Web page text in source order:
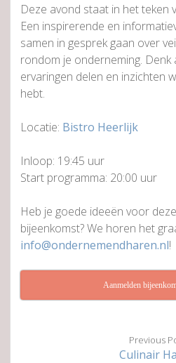
Deze avond staat in het teken
Een inspirerende en
samen in gesprek gaan over
rondom je onderneming. Denk
ervaringen delen en inzichten
hebt.
Locatie: Bistro Heerlijk
Inloop: 19:45 uur
Start programma: 20:00 uur
Heb je goede ideeën voor
bijeenkomst? We horen het
info@ondernemendharen.nl!
Aanmelden
Previous
Culinair